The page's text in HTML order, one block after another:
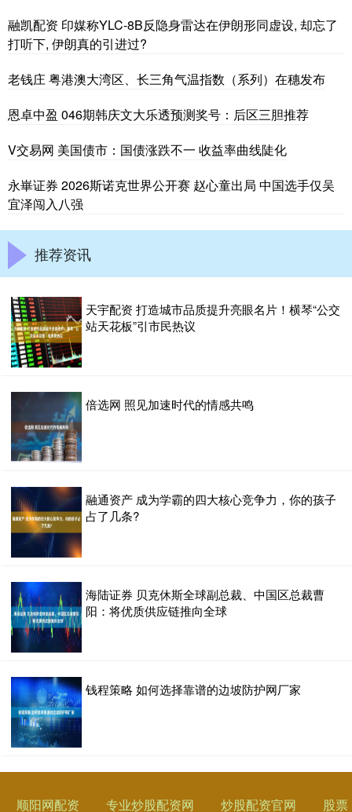
融凯配资 印媒称YLC-8B反隐身雷达在伊朗形同虚设, 却忘了
打听下, 伊朗真的引进过?
老钱庄 粤港澳大湾区、长三角气温指数（系列）在穗发布
恩卓中盈 046期韩庆文大乐透预测奖号：后区三胆推荐
V交易网 美国债市：国债涨跌不一 收益率曲线陡化
永崋证券 2026斯诺克世界公开赛 赵心童出局 中国选手仅吴
宜泽闯入八强
推荐资讯
天宇配资 打造城市品质提升亮眼名片！横琴“公交
站天花板”引市民热议
倍选网 照见加速时代的情感共鸣
融通资产 成为学霸的四大核心竞争力，你的孩子
占了几条?
海陆证券 贝克休斯全球副总裁、中国区总裁曹
阳：将优质供应链推向全球
钱程策略 如何选择靠谱的边坡防护网厂家
顺阳网配资 专业炒股配资网 炒股配资官网 股票